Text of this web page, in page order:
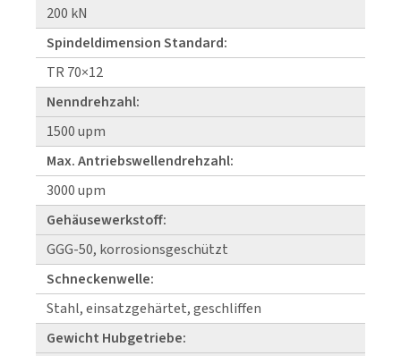
200 kN
Spindeldimension Standard:
TR 70×12
Nenndrehzahl:
1500 upm
Max. Antriebswellendrehzahl:
3000 upm
Gehäusewerkstoff:
GGG-50, korrosionsgeschützt
Schneckenwelle:
Stahl, einsatzgehärtet, geschliffen
Gewicht Hubgetriebe: